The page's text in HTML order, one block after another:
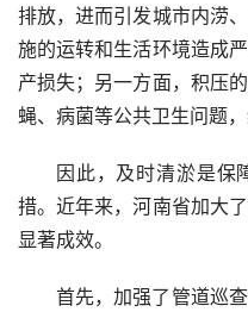
排放，进而引发城市内涝
施的运转和生活环境造成
产损失；另一方面，积压
蝇、病菌等公共卫生问题
因此，及时清淤是保
措。近年来，河南省加大
显著成效。
首先，加强了管道巡